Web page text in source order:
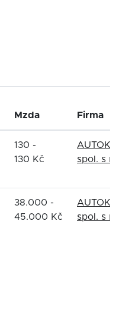
Mzda Firma
130 -
130 Kč
spol. s
38.000 -
45.000 Kč
spol. s